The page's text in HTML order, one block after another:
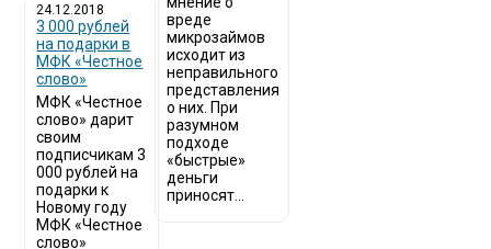
24.12.2018
3 000 рублей
на подарки в
МФК «Честное
слово»
МФК «Честное
слово» дарит
своим
подписчикам 3
000 рублей на
подарки к
Новому году
МФК «Честное
слово»
вреде
микрозаймов
исходит из
неправильного
представления
о них. При
разумном
подходе
«быстрые»
деньги
приносят...